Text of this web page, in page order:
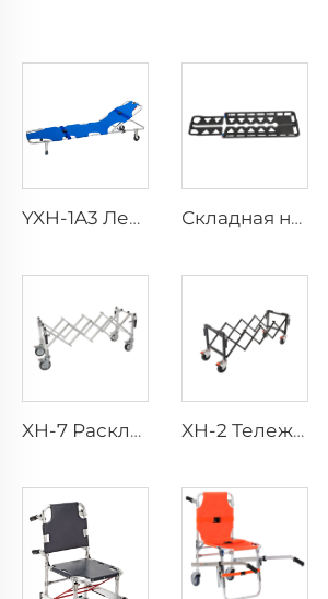
YXH-1A3 Легкий складной носилки для экстренных ситуаций Складная носилка-ложка YXH-4C из углеродного волокна
XH-7 Раскладные ручки для переноски алюминиевой сплавной церковной тележки XH-2 Тележка с раскладными ручками для переноски